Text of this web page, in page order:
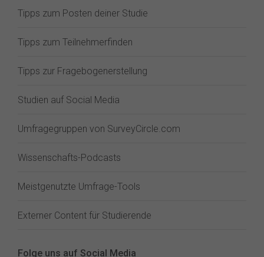
Tipps zum Posten deiner Studie
Tipps zum Teilnehmerfinden
Tipps zur Fragebogenerstellung
Studien auf Social Media
Umfragegruppen von SurveyCircle.com
Wissenschafts-Podcasts
Meistgenutzte Umfrage-Tools
Externer Content für Studierende
Folge uns auf Social Media